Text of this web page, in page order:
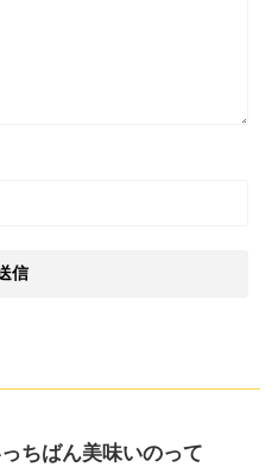
ちばん美味いのって